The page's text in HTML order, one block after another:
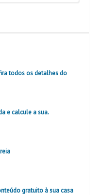
todos os detalhes do
e calcule a sua.
gratuito à sua casa